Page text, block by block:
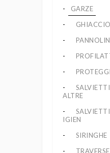
GARZE
ALTRE
IGIEN
SIRINGHE